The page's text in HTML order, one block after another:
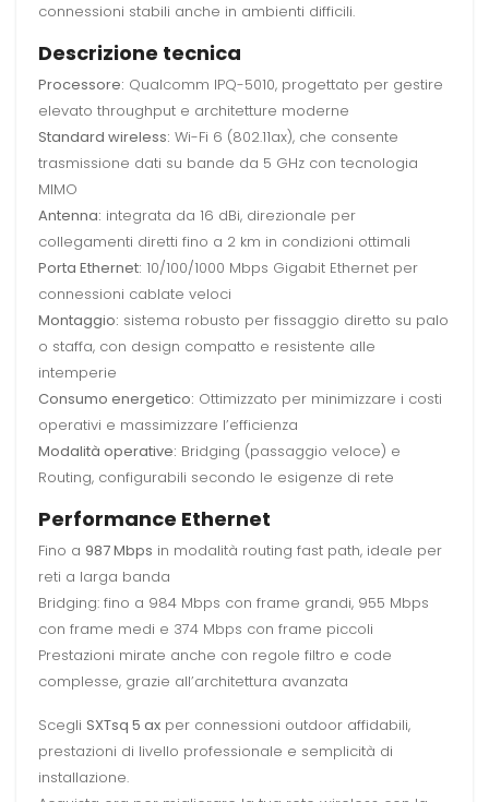
connessioni stabili anche in ambienti difficili.
Descrizione tecnica
Processore: Qualcomm IPQ-5010, progettato per gestire
elevato throughput e architetture moderne
Standard wireless: Wi-Fi 6 (802.11ax), che consente
trasmissione dati su bande da 5 GHz con tecnologia
MIMO
Antenna: integrata da 16 dBi, direzionale per
collegamenti diretti fino a 2 km in condizioni ottimali
Porta Ethernet: 10/100/1000 Mbps Gigabit Ethernet per
connessioni cablate veloci
Montaggio: sistema robusto per fissaggio diretto su palo
o staffa, con design compatto e resistente alle
intemperie
Consumo energetico: Ottimizzato per minimizzare i costi
operativi e massimizzare l’efficienza
Modalità operative: Bridging (passaggio veloce) e
Routing, configurabili secondo le esigenze di rete
Performance Ethernet
Fino a 987 Mbps in modalità routing fast path, ideale per
reti a larga banda
Bridging: fino a 984 Mbps con frame grandi, 955 Mbps
con frame medi e 374 Mbps con frame piccoli
Prestazioni mirate anche con regole filtro e code
complesse, grazie all’architettura avanzata
Scegli SXTsq 5 ax per connessioni outdoor affidabili,
prestazioni di livello professionale e semplicità di
installazione.